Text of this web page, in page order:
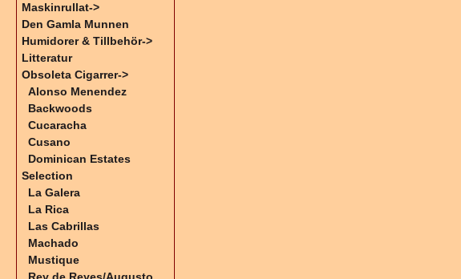
Maskinrullat->
Den Gamla Munnen
Humidorer & Tillbehör->
Litteratur
Obsoleta Cigarrer->
Alonso Menendez
Backwoods
Cucaracha
Cusano
Dominican Estates
Selection
La Galera
La Rica
Las Cabrillas
Machado
Mustique